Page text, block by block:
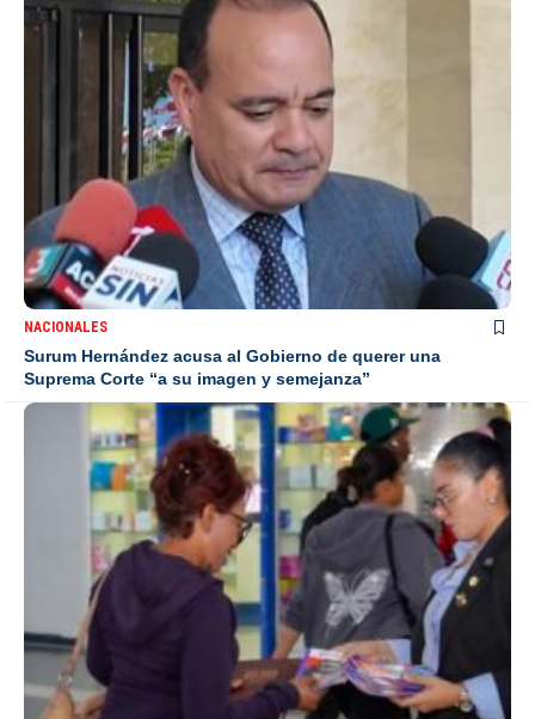
NACIONALES
Surum Hernández acusa al Gobierno de querer una
Suprema Corte “a su imagen y semejanza”